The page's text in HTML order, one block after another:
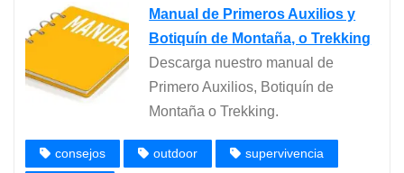
Manual de Primeros Auxilios y
Botiquín de Montaña, o Trekking
Descarga nuestro manual de
Primero Auxilios, Botiquín de
Montaña o Trekking.
consejos outdoor supervivencia